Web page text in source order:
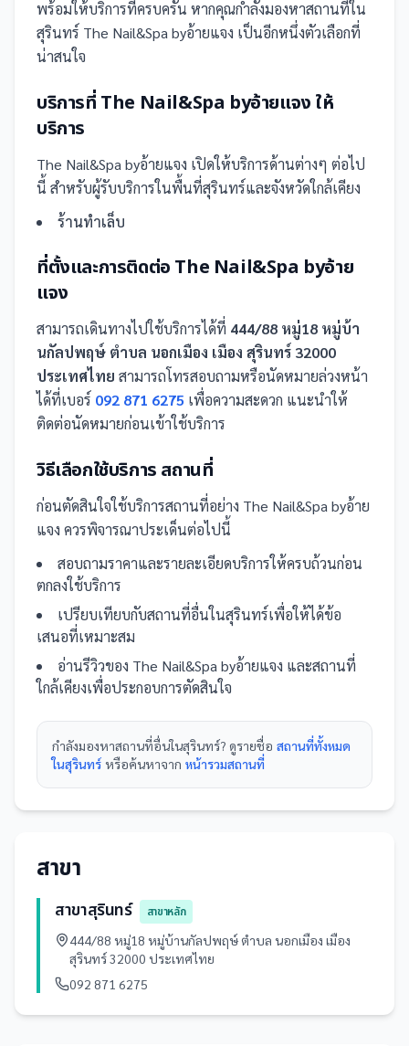
พร้อมให้บริการที่ครบครัน หากคุณกำลังมองหาสถานที่ใน
สุรินทร์ The Nail&Spa byอ้ายแจง เป็นอีกหนึ่งตัวเลือกที่
น่าสนใจ
บริการที่ The Nail&Spa byอ้ายแจง ให้
บริการ
The Nail&Spa byอ้ายแจง เปิดให้บริการด้านต่างๆ ต่อไป
นี้ สำหรับผู้รับบริการในพื้นที่สุรินทร์และจังหวัดใกล้เคียง
ร้านทำเล็บ
ที่ตั้งและการติดต่อ The Nail&Spa byอ้าย
แจง
สามารถเดินทางไปใช้บริการได้ที่ 444/88 หมู่18 หมู่บ้า
นกัลปพฤษ์ ตำบล นอกเมือง เมือง สุรินทร์ 32000
ประเทศไทย สามารถโทรสอบถามหรือนัดหมายล่วงหน้า
ได้ที่เบอร์ 092 871 6275 เพื่อความสะดวก แนะนำให้
ติดต่อนัดหมายก่อนเข้าใช้บริการ
วิธีเลือกใช้บริการ สถานที่
ก่อนตัดสินใจใช้บริการสถานที่อย่าง The Nail&Spa byอ้าย
แจง ควรพิจารณาประเด็นต่อไปนี้
สอบถามราคาและรายละเอียดบริการให้ครบถ้วนก่อน
ตกลงใช้บริการ
เปรียบเทียบกับสถานที่อื่นในสุรินทร์เพื่อให้ได้ข้อ
เสนอที่เหมาะสม
อ่านรีวิวของ The Nail&Spa byอ้ายแจง และสถานที่
ใกล้เคียงเพื่อประกอบการตัดสินใจ
กำลังมองหาสถานที่อื่นในสุรินทร์? ดูรายชื่อ สถานที่ทั้งหมด
ในสุรินทร์ หรือค้นหาจาก หน้ารวมสถานที่
สาขา
สาขาสุรินทร์
สาขาหลัก
444/88 หมู่18 หมู่บ้านกัลปพฤษ์ ตำบล นอกเมือง เมือง
สุรินทร์ 32000 ประเทศไทย
092 871 6275